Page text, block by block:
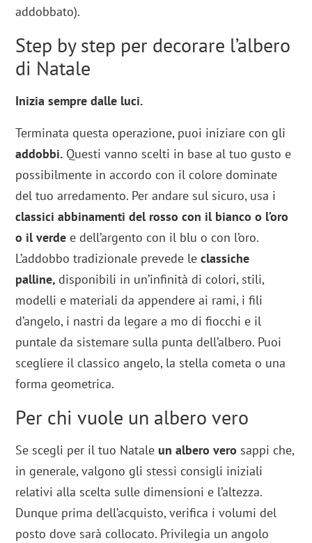
addobbato).
Step by step per decorare l’albero
di Natale
Inizia sempre dalle luci.
Terminata questa operazione, puoi iniziare con gli
addobbi. Questi vanno scelti in base al tuo gusto e
possibilmente in accordo con il colore dominate
del tuo arredamento. Per andare sul sicuro, usa i
classici abbinamenti del rosso con il bianco o l’oro
o il verde e dell’argento con il blu o con l’oro.
L’addobbo tradizionale prevede leclassiche
palline, disponibili in un’infinità di colori, stili,
modelli e materiali da appendere ai rami, i fili
d’angelo, i nastri da legare a mo di fiocchi e il
puntale da sistemare sulla punta dell’albero. Puoi
scegliere il classico angelo, la stella cometa o una
forma geometrica.
Per chi vuole un albero vero
Se scegli per il tuo Natale un albero vero sappi che,
in generale, valgono gli stessi consigli iniziali
relativi alla scelta sulle dimensioni e l’altezza.
Dunque prima dell’acquisto, verifica i volumi del
posto dove sarà collocato. Privilegia un angolo